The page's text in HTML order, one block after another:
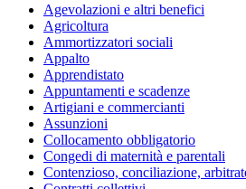
Agevolazioni e altri benefici
Agricoltura
Ammortizzatori sociali
Appalto
Apprendistato
Appuntamenti e scadenze
Artigiani e commercianti
Assunzioni
Collocamento obbligatorio
Congedi di maternità e parentali
Contenzioso, conciliazione,